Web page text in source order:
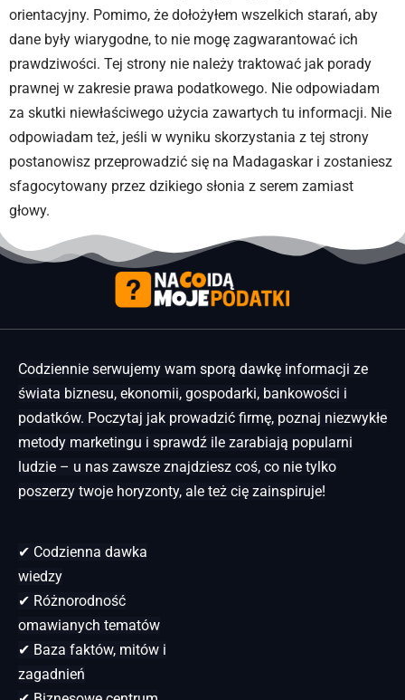
orientacyjny. Pomimo, że dołożyłem wszelkich starań, aby
dane były wiarygodne, to nie mogę zagwarantować ich
prawdziwości. Tej strony nie należy traktować jak porady
prawnej w zakresie prawa podatkowego. Nie odpowiadam
za skutki niewłaściwego użycia zawartych tu informacji. Nie
odpowiadam też, jeśli w wyniku skorzystania z tej strony
postanowisz przeprowadzić się na Madagaskar i zostaniesz
sfagocytowany przez dzikiego słonia z serem zamiast
głowy.
Codziennie serwujemy wam sporą dawkę informacji ze
świata biznesu, ekonomii, gospodarki, bankowości i
podatków. Poczytaj jak prowadzić firmę, poznaj niezwykłe
metody marketingu i sprawdź ile zarabiają popularni
ludzie – u nas zawsze znajdziesz coś, co nie tylko
poszerzy twoje horyzonty, ale też cię zainspiruje!
✔ Codzienna dawka
wiedzy
✔ Różnorodność
omawianych tematów
✔ Baza faktów, mitów i
zagadnień